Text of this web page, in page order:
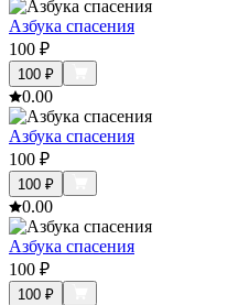
Азбука спасения
100 ₽
100 ₽
0.00
Азбука спасения
100 ₽
100 ₽
0.00
Азбука спасения
100 ₽
100 ₽